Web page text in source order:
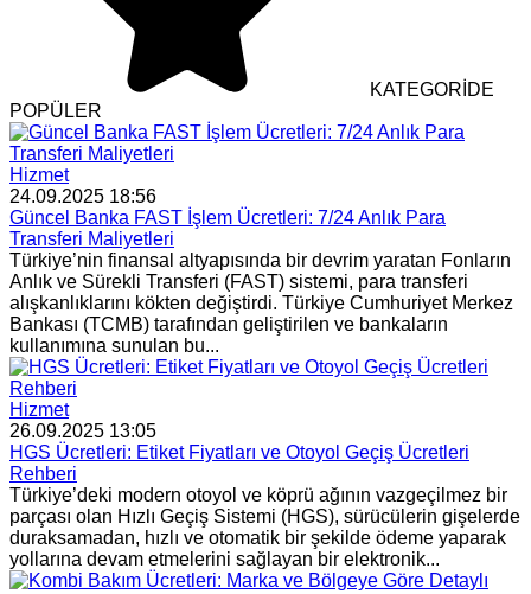
KATEGORİDE
POPÜLER
Hizmet
24.09.2025 18:56
Güncel Banka FAST İşlem Ücretleri: 7/24 Anlık Para
Transferi Maliyetleri
Türkiye’nin finansal altyapısında bir devrim yaratan Fonların
Anlık ve Sürekli Transferi (FAST) sistemi, para transferi
alışkanlıklarını kökten değiştirdi. Türkiye Cumhuriyet Merkez
Bankası (TCMB) tarafından geliştirilen ve bankaların
kullanımına sunulan bu...
Hizmet
26.09.2025 13:05
HGS Ücretleri: Etiket Fiyatları ve Otoyol Geçiş Ücretleri
Rehberi
Türkiye’deki modern otoyol ve köprü ağının vazgeçilmez bir
parçası olan Hızlı Geçiş Sistemi (HGS), sürücülerin gişelerde
duraksamadan, hızlı ve otomatik bir şekilde ödeme yaparak
yollarına devam etmelerini sağlayan bir elektronik...